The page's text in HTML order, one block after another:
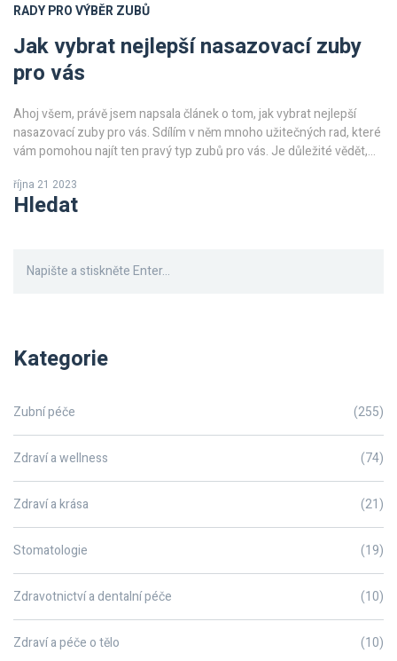
RADY PRO VÝBĚR ZUBŮ
Jak vybrat nejlepší nasazovací zuby
pro vás
Ahoj všem, právě jsem napsala článek o tom, jak vybrat nejlepší
nasazovací zuby pro vás. Sdílím v něm mnoho užitečných rad, které
vám pomohou najít ten pravý typ zubů pro vás. Je důležité vědět,
ovlivňují vaši řeč. Tento průvodce vám přinese jasno do celého
procesu výběru. Těším se na vaše reakce!
října 21 2023
Hledat
Kategorie
Zubní péče (255)
Zdraví a wellness (74)
Zdraví a krása (21)
Stomatologie (19)
Zdravotnictví a dentalní péče (10)
Zdraví a péče o tělo (10)